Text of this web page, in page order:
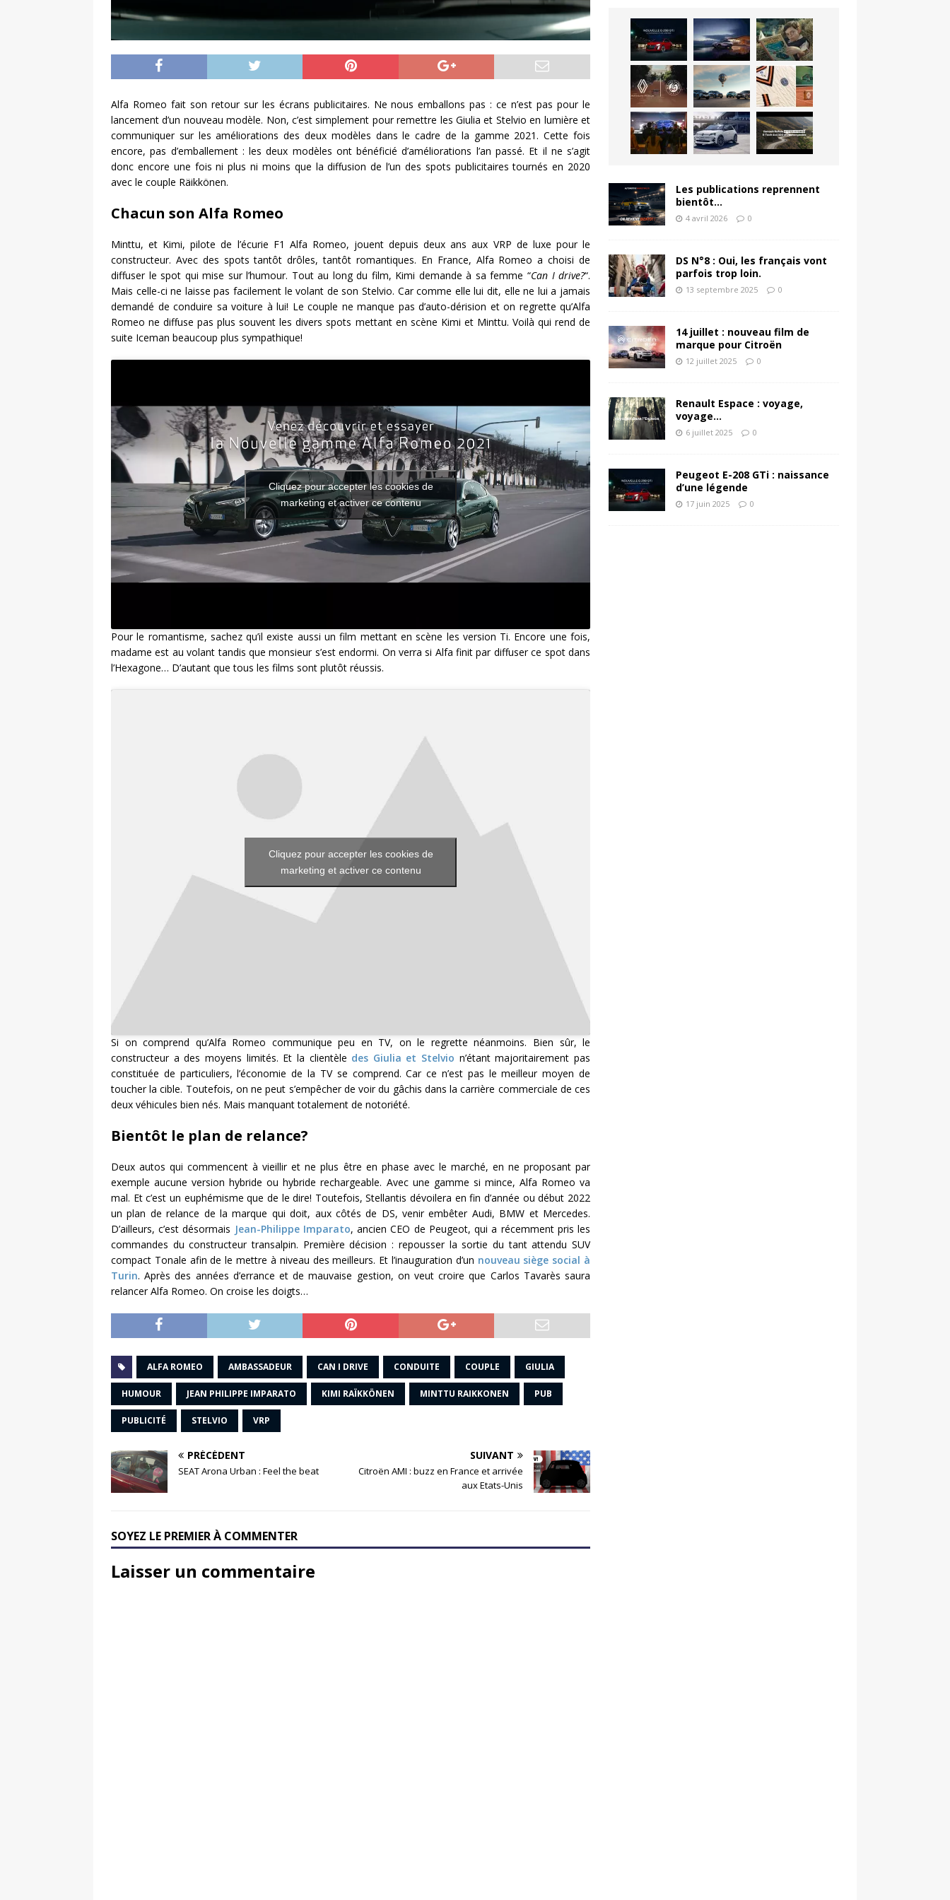
Alfa Romeo fait son retour sur les écrans publicitaires. Ne nous emballons pas : ce n’est pas pour le
lancement d’un nouveau modèle. Non, c’est simplement pour remettre les Giulia et Stelvio en lumière et
communiquer sur les améliorations des deux modèles dans le cadre de la gamme 2021. Cette fois
encore, pas d’emballement : les deux modèles ont bénéficié d’améliorations l’an passé. Et il ne s’agit
donc encore une fois ni plus ni moins que la diffusion de l’un des spots publicitaires tournés en 2020
avec le couple Räikkönen.
Chacun son Alfa Romeo
Minttu, et Kimi, pilote de l’écurie F1 Alfa Romeo, jouent depuis deux ans aux VRP de luxe pour le
constructeur. Avec des spots tantôt drôles, tantôt romantiques. En France, Alfa Romeo a choisi de
diffuser le spot qui mise sur l’humour. Tout au long du film, Kimi demande à sa femme “Can I drive?“.
Mais celle-ci ne laisse pas facilement le volant de son Stelvio. Car comme elle lui dit, elle ne lui a jamais
demandé de conduire sa voiture à lui! Le couple ne manque pas d’auto-dérision et on regrette qu’Alfa
Romeo ne diffuse pas plus souvent les divers spots mettant en scène Kimi et Minttu. Voilà qui rend de
suite Iceman beaucoup plus sympathique!
Cliquez pour accepter les cookies de
marketing et activer ce contenu
Pour le romantisme, sachez qu’il existe aussi un film mettant en scène les version Ti. Encore une fois,
madame est au volant tandis que monsieur s’est endormi. On verra si Alfa finit par diffuser ce spot dans
l’Hexagone… D’autant que tous les films sont plutôt réussis.
Cliquez pour accepter les cookies de
marketing et activer ce contenu
Si on comprend qu’Alfa Romeo communique peu en TV, on le regrette néanmoins. Bien sûr, le
constructeur a des moyens limités. Et la clientèle des Giulia et Stelvio n’étant majoritairement pas
constituée de particuliers, l’économie de la TV se comprend. Car ce n’est pas le meilleur moyen de
toucher la cible. Toutefois, on ne peut s’empêcher de voir du gâchis dans la carrière commerciale de ces
deux véhicules bien nés. Mais manquant totalement de notoriété.
Bientôt le plan de relance?
Deux autos qui commencent à vieillir et ne plus être en phase avec le marché, en ne proposant par
exemple aucune version hybride ou hybride rechargeable. Avec une gamme si mince, Alfa Romeo va
mal. Et c’est un euphémisme que de le dire! Toutefois, Stellantis dévoilera en fin d’année ou début 2022
un plan de relance de la marque qui doit, aux côtés de DS, venir embêter Audi, BMW et Mercedes.
D’ailleurs, c’est désormais Jean-Philippe Imparato, ancien CEO de Peugeot, qui a récemment pris les
commandes du constructeur transalpin. Première décision : repousser la sortie du tant attendu SUV
compact Tonale afin de le mettre à niveau des meilleurs. Et l’inauguration d’un nouveau siège social à
Turin. Après des années d’errance et de mauvaise gestion, on veut croire que Carlos Tavarès saura
relancer Alfa Romeo. On croise les doigts…
ALFA ROMEO AMBASSADEUR CAN I DRIVE CONDUITE COUPLE GIULIA
HUMOUR JEAN PHILIPPE IMPARATO KIMI RAÏKKÖNEN MINTTU RAIKKONEN PUB
PUBLICITÉ STELVIO VRP
PRÉCÉDENT
SEAT Arona Urban : Feel the beat
SUIVANT
Citroën AMI : buzz en France et arrivée
aux Etats-Unis
SOYEZ LE PREMIER À COMMENTER
Laisser un commentaire
Les publications reprennent
bientôt…
4 avril 2026 0
DS N°8 : Oui, les français vont
parfois trop loin.
13 septembre 2025 0
14 juillet : nouveau film de
marque pour Citroën
12 juillet 2025 0
Renault Espace : voyage,
voyage…
6 juillet 2025 0
Peugeot E-208 GTi : naissance
d’une légende
17 juin 2025 0